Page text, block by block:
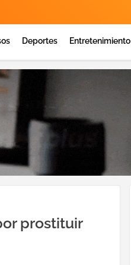
Deportes Entretenimiento
prostituir